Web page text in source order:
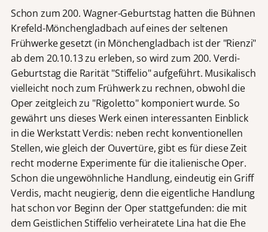
Schon zum 200. Wagner-Geburtstag hatten die Bühnen
Krefeld-Mönchengladbach auf eines der seltenen
Frühwerke gesetzt (in Mönchengladbach ist der "Rienzi"
ab dem 20.10.13 zu erleben, so wird zum 200. Verdi-
Geburtstag die Rarität "Stiffelio" aufgeführt. Musikalisch
vielleicht noch zum Frühwerk zu rechnen, obwohl die
Oper zeitgleich zu "Rigoletto" komponiert wurde. So
gewährt uns dieses Werk einen interessanten Einblick
in die Werkstatt Verdis: neben recht konventionellen
Stellen, wie gleich der Ouvertüre, gibt es für diese Zeit
recht moderne Experimente für die italienische Oper.
Schon die ungewöhnliche Handlung, eindeutig ein Griff
Verdis, macht neugierig, denn die eigentliche Handlung
hat schon vor Beginn der Oper stattgefunden: die mit
dem Geistlichen Stiffelio verheiratete Lina hat die Ehe